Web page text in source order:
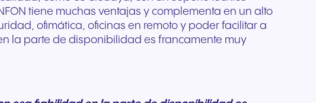
tiene muchas ventajas y complementa en un alto
ofimática, oficinas en remoto y poder facilitar a
la parte de disponibilidad es francamente muy